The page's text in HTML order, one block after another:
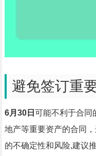
避免签订重
6月30日 可能不利于合同
地产等重要资产的合同
的不确定性和风险,建议